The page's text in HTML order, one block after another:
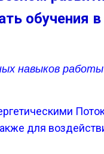
обучения
навыков
для